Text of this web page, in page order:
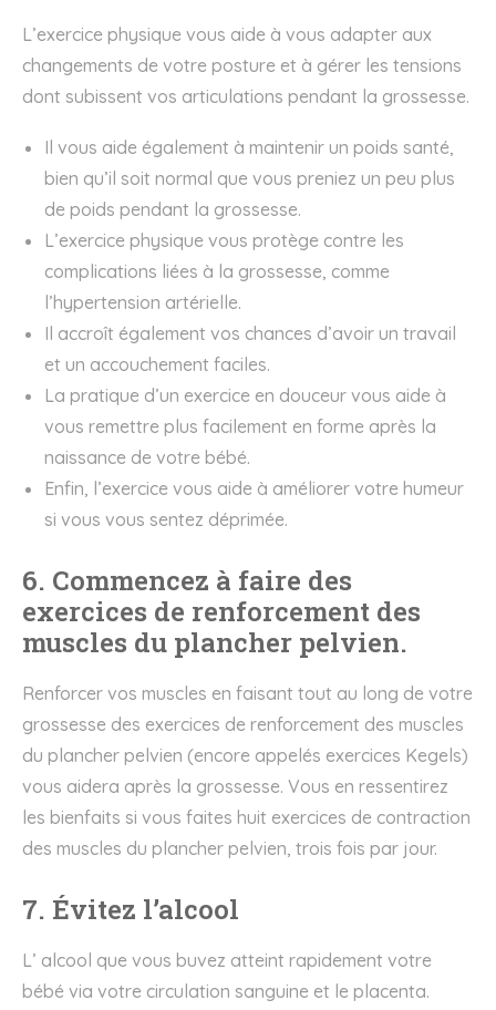
L’exercice physique vous aide à vous adapter aux
changements de votre posture et à gérer les tensions
dont subissent vos articulations pendant la grossesse.
Il vous aide également à maintenir un poids santé,
bien qu’il soit normal que vous preniez un peu plus
de poids pendant la grossesse.
L’exercice physique vous protège contre les
complications liées à la grossesse, comme
l’hypertension artérielle.
Il accroît également vos chances d’avoir un travail
et un accouchement faciles.
La pratique d’un exercice en douceur vous aide à
vous remettre plus facilement en forme après la
naissance de votre bébé.
Enfin, l’exercice vous aide à améliorer votre humeur
si vous vous sentez déprimée.
6. Commencez à faire des
exercices de renforcement des
muscles du plancher pelvien.
Renforcer vos muscles en faisant tout au long de votre
grossesse des exercices de renforcement des muscles
du plancher pelvien (encore appelés exercices Kegels)
vous aidera après la grossesse. Vous en ressentirez
les bienfaits si vous faites huit exercices de contraction
des muscles du plancher pelvien, trois fois par jour.
7. Évitez l’alcool
L’ alcool que vous buvez atteint rapidement votre
bébé via votre circulation sanguine et le placenta.